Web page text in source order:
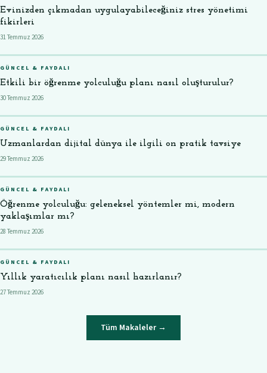
Evinizden çıkmadan uygulayabileceğiniz stres yönetimi
fikirleri
31 Temmuz 2026
GÜNCEL & FAYDALI
Etkili bir öğrenme yolculuğu planı nasıl oluşturulur?
30 Temmuz 2026
GÜNCEL & FAYDALI
Uzmanlardan dijital dünya ile ilgili on pratik tavsiye
29 Temmuz 2026
GÜNCEL & FAYDALI
Öğrenme yolculuğu: geleneksel yöntemler mi, modern
yaklaşımlar mı?
28 Temmuz 2026
GÜNCEL & FAYDALI
Yıllık yaratıcılık planı nasıl hazırlanır?
27 Temmuz 2026
Tüm Makaleler →